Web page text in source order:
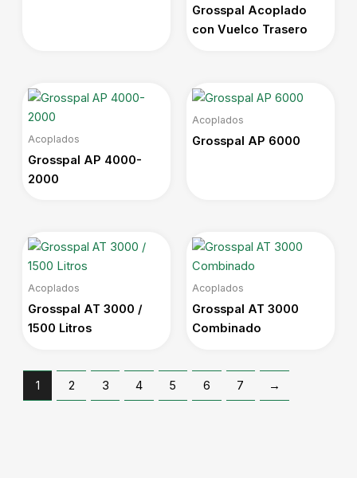
Grosspal Acoplado
con Vuelco Trasero
Acoplados
Grosspal AP 4000-
2000
Acoplados
Grosspal AP 6000
Acoplados
Grosspal AT 3000 /
1500 Litros
Acoplados
Grosspal AT 3000
Combinado
1 2 3 4 5 6 7 →